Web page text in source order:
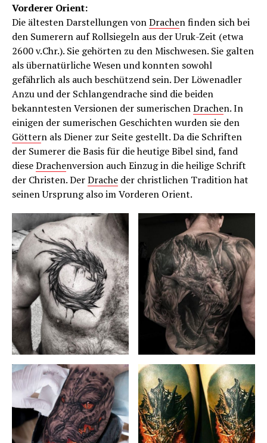
Vorderer Orient:
Die ältesten Darstellungen vonDrachen finden sich bei
den Sumerern auf Rollsiegeln aus der Uruk-Zeit (etwa
2600 v.Chr.). Sie gehörten zu den Mischwesen. Sie galten
als übernatürliche Wesen und konnten sowohl
gefährlich als auch beschützend sein. Der Löwenadler
Anzu und der Schlangendrache sind die beiden
bekanntesten Versionen der sumerischenDrachen. In
einigen der sumerischen Geschichten wurden sie den
Göttern als Diener zur Seite gestellt. Da die Schriften
der Sumerer die Basis für die heutige Bibel sind, fand
dieseDrachenversion auch Einzug in die heilige Schrift
der Christen. DerDrache der christlichen Tradition hat
seinen Ursprung also im Vorderen Orient.